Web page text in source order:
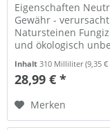
Eigenschaften
Gewähr -
Natursteinen
und ökologisch
Inhalt310 Milliliter(9,35
28,99 € *
Merken